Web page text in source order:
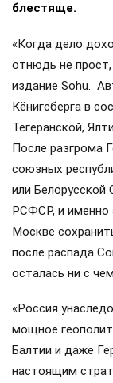
блестяще.
«Когда дело
отнюдь не прост,
издание Sohu.
Кёнигсберга в
Тегеранской,
После разгрома
союзных
или Белорусской
РСФСР, и именно
Москве
после распада
осталась ни с
«Россия
мощное
Балтии и даже
настоящим